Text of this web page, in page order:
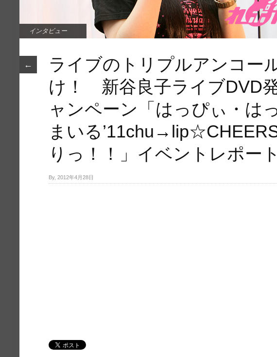
インタビュー
←
ライブのトリプルアンコー
け！ 新谷良子ライブDVD
ャンペーン「はっぴぃ・は
まいる
りっ！！」イベントレポート
By, 2012年4月28日